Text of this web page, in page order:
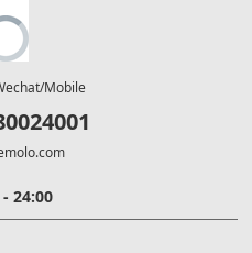
Mobile
24:00